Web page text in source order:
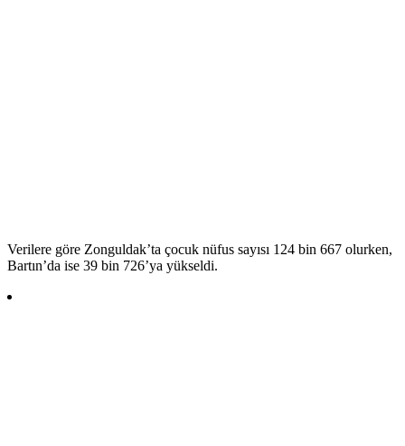
Verilere göre Zonguldak’ta çocuk nüfus sayısı 124 bin 667 olurken,
Bartın’da ise 39 bin 726’ya yükseldi.